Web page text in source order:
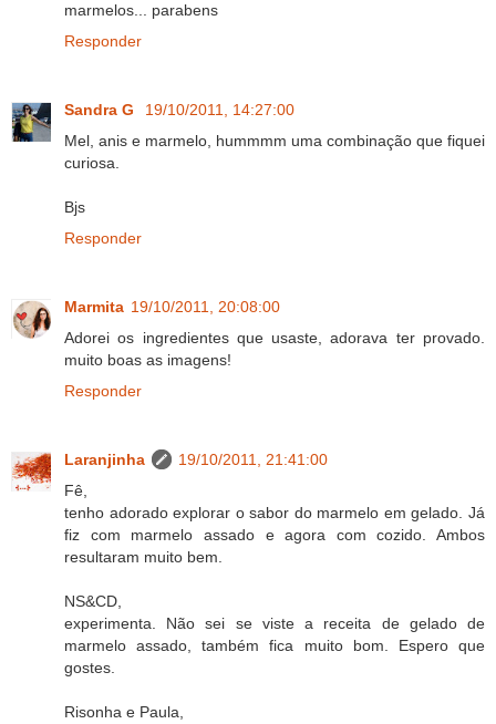
marmelos... parabens
Responder
Sandra G
19/10/2011, 14:27:00
Mel, anis e marmelo, hummmm uma combinação que fiquei
curiosa.
Bjs
Responder
Marmita 19/10/2011, 20:08:00
Adorei os ingredientes que usaste, adorava ter provado.
muito boas as imagens!
Responder
Laranjinha
19/10/2011, 21:41:00
Fê,
tenho adorado explorar o sabor do marmelo em gelado. Já
fiz com marmelo assado e agora com cozido. Ambos
resultaram muito bem.
NS&CD,
experimenta. Não sei se viste a receita de gelado de
marmelo assado, também fica muito bom. Espero que
gostes.
Risonha e Paula,